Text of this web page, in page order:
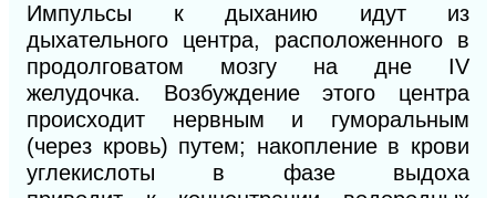
Импульсы к дыханию идут из
дыхательного центра, расположенного в
продолговатом мозгу на дне IV
желудочка. Возбуждение этого центра
происходит нервным и гуморальным
(через кровь) путем; накопление в крови
углекислоты в фазе выдоха